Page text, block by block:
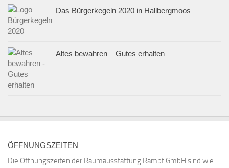
Das Bürgerkegeln 2020 in Hallbergmoos
Altes bewahren – Gutes erhalten
ÖFFNUNGSZEITEN
Die Öffnungszeiten der Raumausstattung Rampf GmbH sind wie